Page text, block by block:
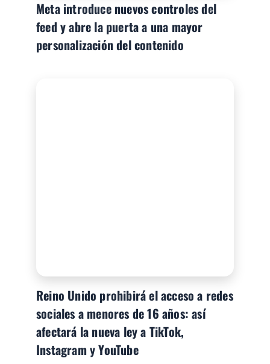
Meta introduce nuevos controles del
feed y abre la puerta a una mayor
personalización del contenido
Reino Unido prohibirá el acceso a redes
sociales a menores de 16 años: así
afectará la nueva ley a TikTok,
Instagram y YouTube